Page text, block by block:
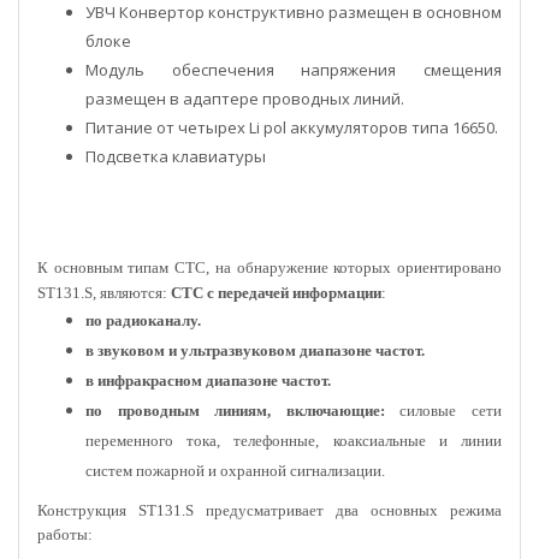
УВЧ Конвертор конструктивно размещен в основном
блоке
Модуль обеспечения напряжения смещения
размещен в адаптере проводных линий.
Питание от четырех Li pol аккумуляторов типа 16650.
Подсветка клавиатуры
К основным типам СТС, на обнаружение которых ориентировано
ST131.S, являются: СТС с передачей информации:
по радиоканалу.
в звуковом и ультразвуковом диапазоне частот.
в инфракрасном диапазоне частот.
по проводным линиям, включающие: силовые сети
переменного тока, телефонные, коаксиальные и линии
систем пожарной и охранной сигнализации.
Конструкция ST131.S предусматривает два основных режима
работы: